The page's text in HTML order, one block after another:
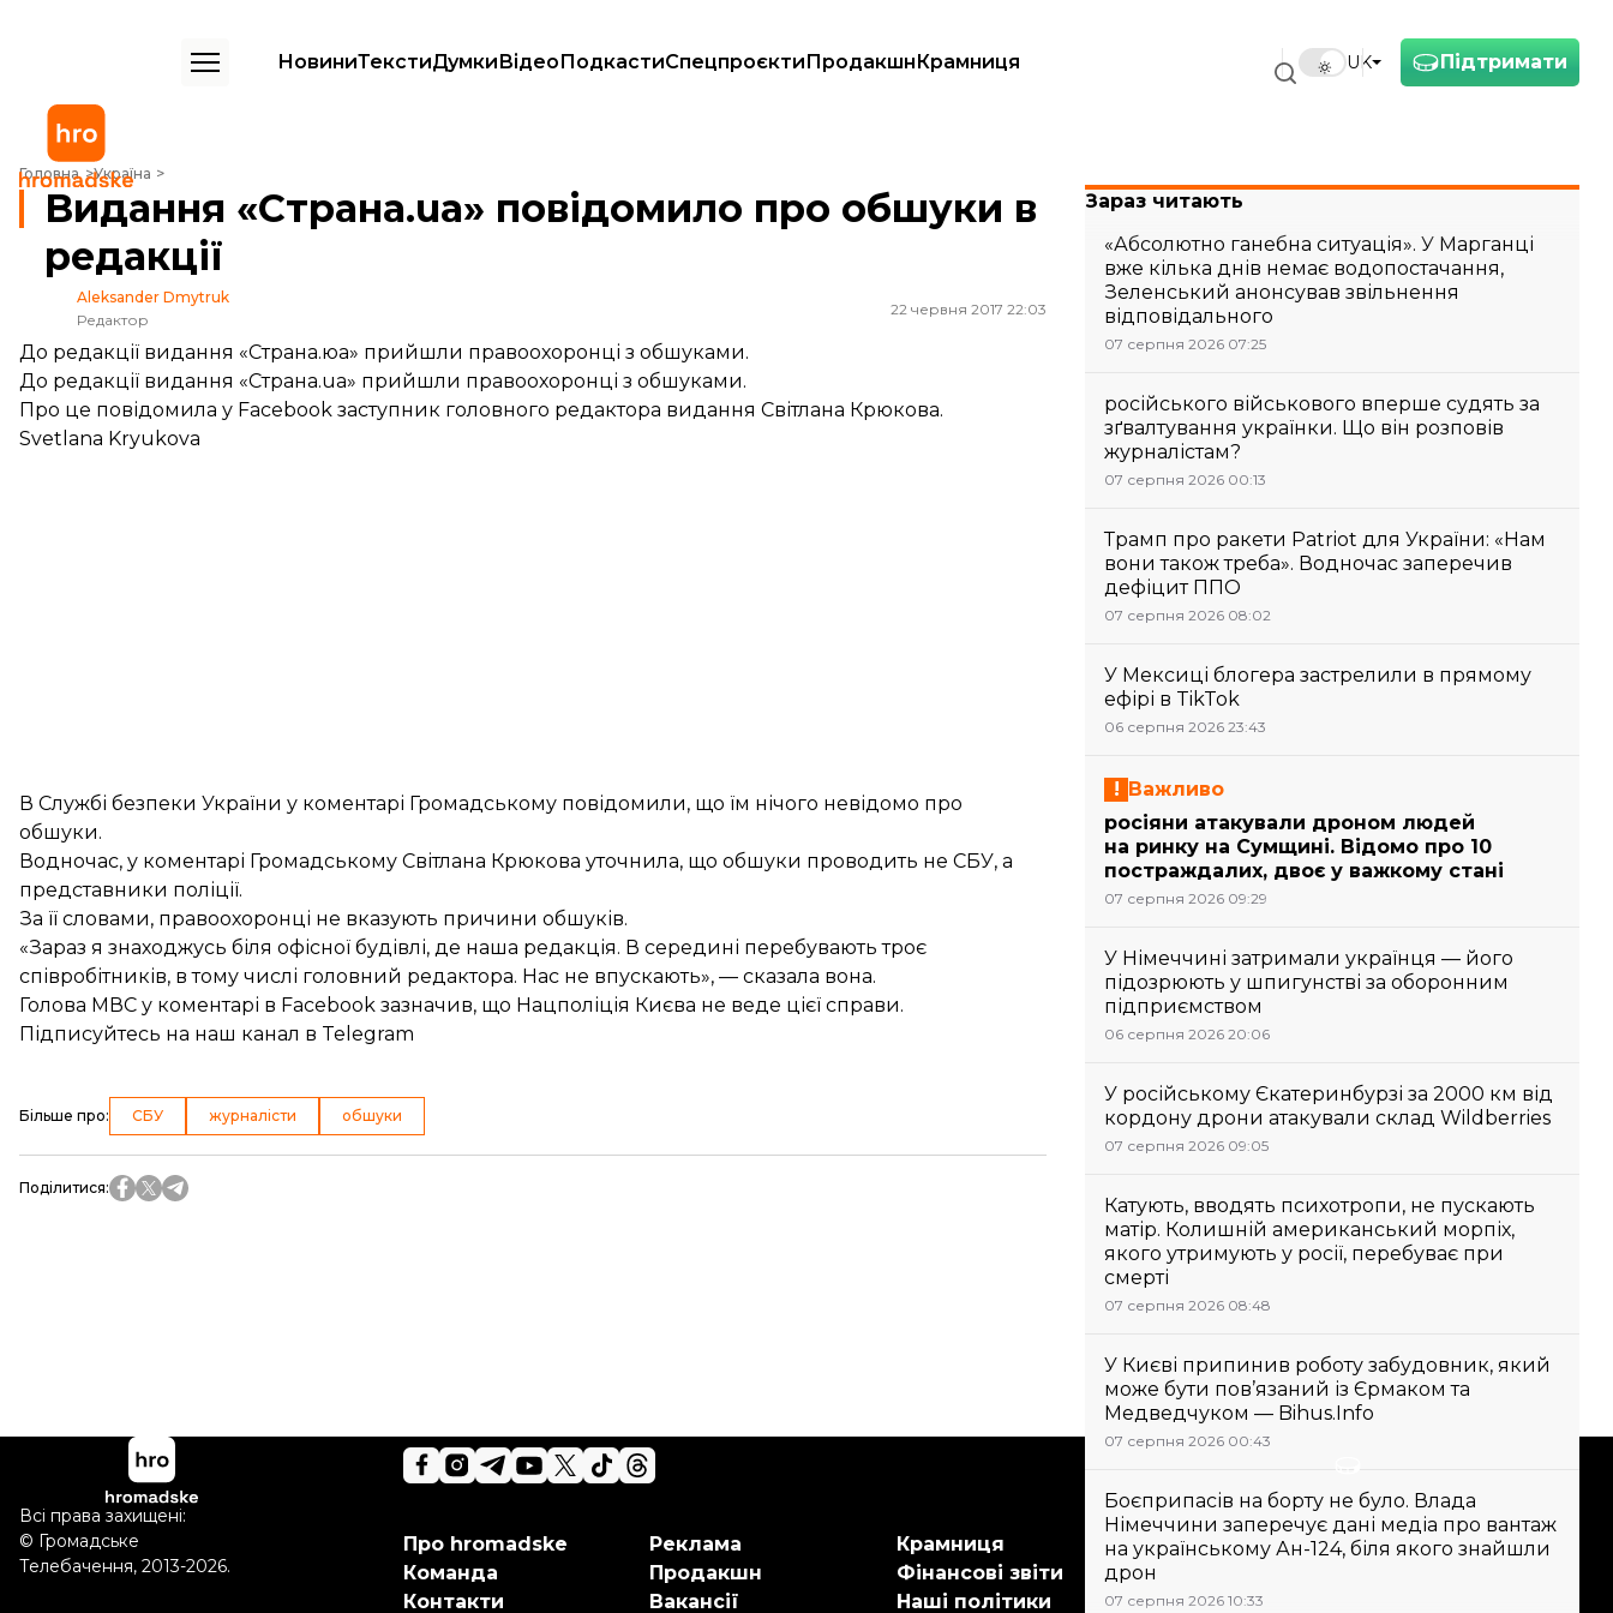
Підтримати
UK
НовиниТекстиДумкиВідеоПодкастиСпецпроєктиПродакшнКрамниця
Головна Україна
Видання «Страна.ua» повідомило про обшуки в редакції
Видання «Страна.ua» повідомило про обшуки в
редакції
Aleksander Dmytruk
Редактор
22 червня 2017 22:03
До редакції видання «Страна.юа» прийшли правоохоронці з обшуками.
До редакції видання «Страна.ua» прийшли правоохоронці з обшуками.
Про це повідомила у Facebook заступник головного редактора видання Світлана Крюкова.
Svetlana Kryukova
В Службі безпеки України у коментарі Громадському повідомили, що їм нічого невідомо про
обшуки.
Водночас, у коментарі Громадському Світлана Крюкова уточнила, що обшуки проводить не СБУ, а
представники поліції.
За її словами, правоохоронці не вказують причини обшуків.
«Зараз я знаходжусь біля офісної будівлі, де наша редакція. В середині перебувають троє
співробітників, в тому числі головний редактора. Нас не впускають», — сказала вона.
Голова МВС у коментарі в Facebook зазначив, що Нацполіція Києва не веде цієї справи.
Підписуйтесь на наш канал в Telegram
Більше про: СБУ журналісти обшуки
Поділитися:
Зараз читають
«Абсолютно ганебна ситуація». У Марганці
вже кілька днів немає водопостачання,
Зеленський анонсував звільнення
відповідального
07 серпня 2026 07:25
російського військового вперше судять за
зґвалтування українки. Що він розповів
журналістам?
07 серпня 2026 00:13
Трамп про ракети Patriot для України: «Нам
вони також треба». Водночас заперечив
дефіцит ППО
07 серпня 2026 08:02
У Мексиці блогера застрелили в прямому
ефірі в TikTok
06 серпня 2026 23:43
Важливо
росіяни атакували дроном людей
на ринку на Сумщині. Відомо про 10
постраждалих, двоє у важкому стані
07 серпня 2026 09:29
У Німеччині затримали українця — його
підозрюють у шпигунстві за оборонним
підприємством
06 серпня 2026 20:06
У російському Єкатеринбурзі за 2000 км від
кордону дрони атакували склад Wildberries
07 серпня 2026 09:05
Катують, вводять психотропи, не пускають
матір. Колишній американський морпіх,
якого утримують у росії, перебуває при
смерті
07 серпня 2026 08:48
У Києві припинив роботу забудовник, який
може бути пов’язаний із Єрмаком та
Медведчуком — Bihus.Info
07 серпня 2026 00:43
Боєприпасів на борту не було. Влада
Німеччини заперечує дані медіа про вантаж
на українському Ан-124, біля якого знайшли
дрон
07 серпня 2026 10:33
Підтримай hromadske.
завдяки тобі. Будь нашим
Про hromadske
Команда
Контакти
Реклама
Продакшн
Вакансії
Крамниця
Фінансові звіти
Наші політики
Всі права захищені:
© Громадське
Телебачення, 2013-2026.